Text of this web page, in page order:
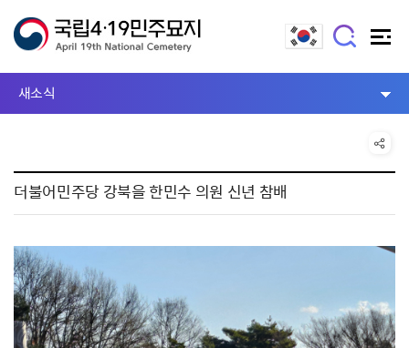
새소식
더불어민주당 강북을 한민수 의원 신년 참배